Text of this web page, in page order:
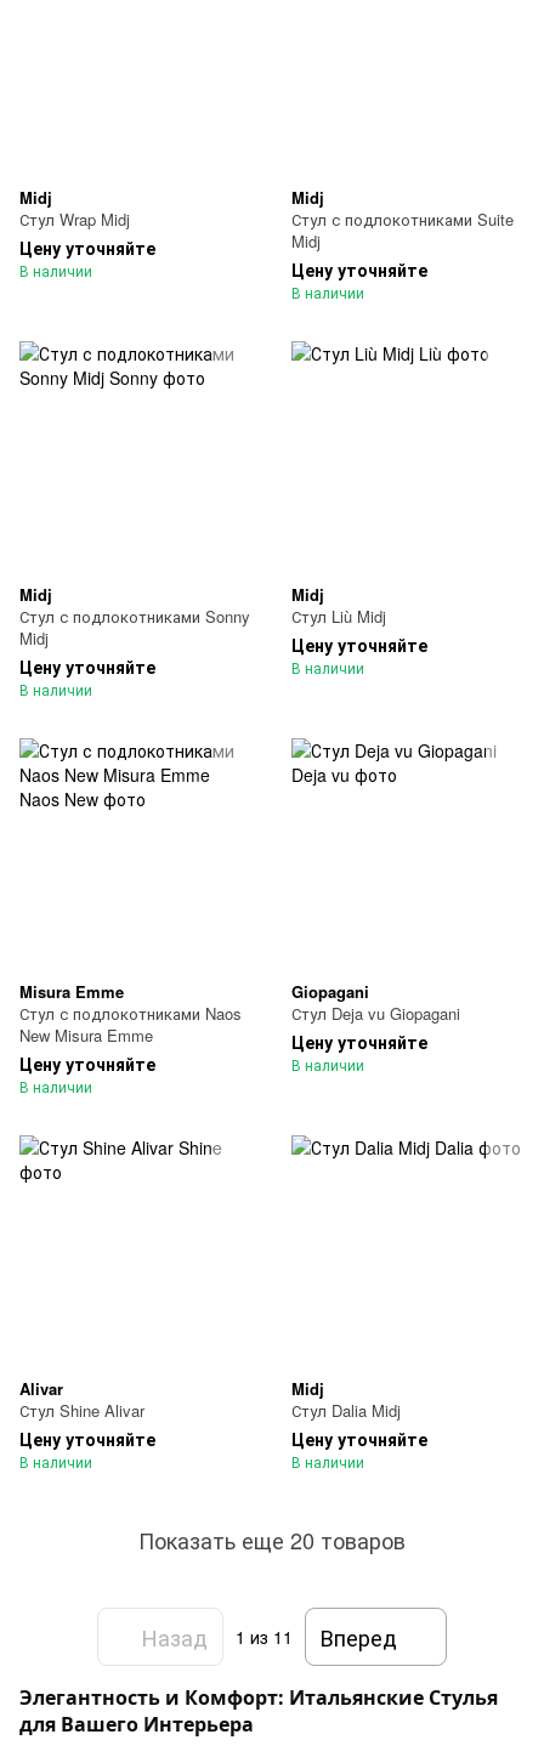
Midj
Стул Wrap Midj
Цену уточняйте
В наличии
Midj
Стул с подлокотниками Suite
Midj
Цену уточняйте
В наличии
Midj
Стул с подлокотниками Sonny
Midj
Цену уточняйте
В наличии
Midj
Стул Liù Midj
Цену уточняйте
В наличии
Misura Emme
Стул с подлокотниками Naos
New Misura Emme
Цену уточняйте
В наличии
Giopagani
Стул Deja vu Giopagani
Цену уточняйте
В наличии
Alivar
Стул Shine Alivar
Цену уточняйте
В наличии
Midj
Стул Dalia Midj
Цену уточняйте
В наличии
Показать еще 20 товаров
Назад 1 из 11 Вперед
Элегантность и Комфорт: Итальянские Стулья
для Вашего Интерьера